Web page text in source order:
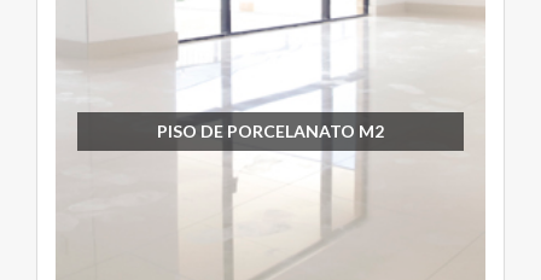
PISO DE PORCELANATO M2